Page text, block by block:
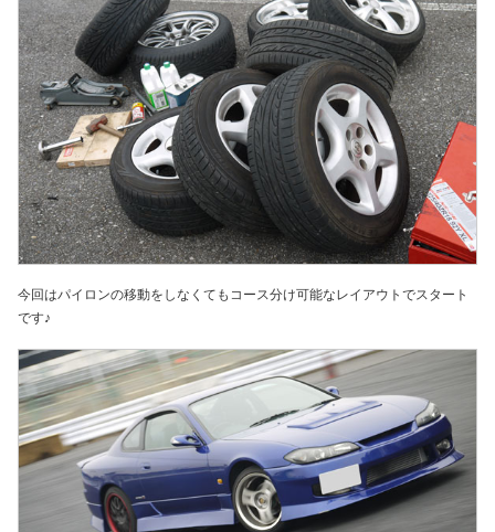
今回はパイロンの移動をしなくてもコース分け可能なレイアウトでスタート
です♪